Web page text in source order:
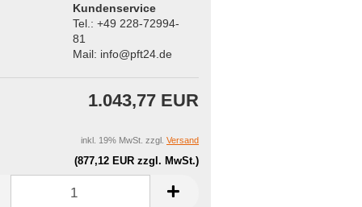
Kundenservice
Tel.: +49 228-72994-
81
Mail: info@pft24.de
1.043,77 EUR
(877,12 EUR zzgl. MwSt.)
inkl. 19% MwSt. zzgl. Versand